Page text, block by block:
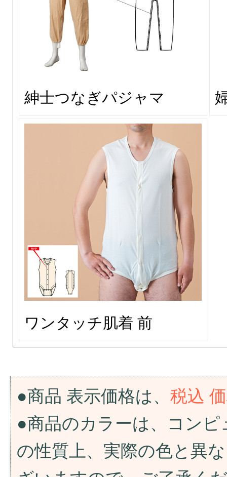
紳士つなぎパジャマ
ワンタッチ肌着 前
●商品 表示価格は、 税込
●商品のカラーは、コン
の性質上、実際の色と異